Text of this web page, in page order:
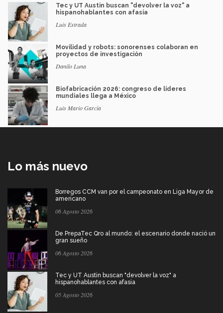
Tec y UT Austin buscan "devolver la voz" a
hispanohablantes con afasia
Luis Estrada
Movilidad y robots: sonorenses colaboran en
proyectos de investigación
Danilo Luna
Biofabricación 2026: congreso de líderes
mundiales llega a México
Luis Mario García
Lo más nuevo
Borregos CCM van por el campeonato en Liga Mayor de
americano
06 Agosto 2026
De PrepaTec Qro al mundo: el escenario donde nació un
gran sueño
06 Agosto 2026
Tec y UT Austin buscan "devolver la voz" a
hispanohablantes con afasia
05 Agosto 2026